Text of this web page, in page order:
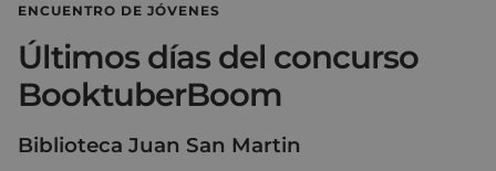
ENCUENTRO DE JÓVENES
Últimos días del concurso
BooktuberBoom
Biblioteca Juan San Martin